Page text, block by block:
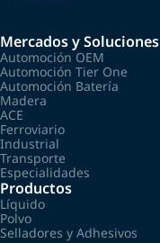
Mercados y Soluciones
Automoción OEM
Automoción Tier One
Automoción Batería
Madera
ACE
Ferroviario
Industrial
Transporte
Especialidades
Productos
Líquido
Polvo
Selladores y Adhesivos